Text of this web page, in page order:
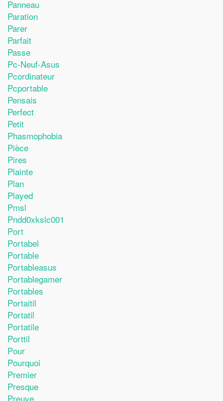
Panneau
Paration
Parer
Parfait
Passe
Pc-Neuf-Asus
Pcordinateur
Pcportable
Pensais
Perfect
Petit
Phasmophobia
Pièce
Pires
Plainte
Plan
Played
Pmsl
Pndd0xkslc001
Port
Portabel
Portable
Portableasus
Portablegamer
Portables
Portaitil
Portatil
Portatile
Porttil
Pour
Pourquoi
Premier
Presque
Preuve